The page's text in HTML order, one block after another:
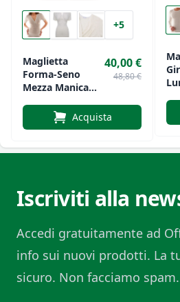
più freddi senza rinunciare
intramontabile che fa parte
sinonimo di qualità e
occasione, è un must-have
donna attenta alla cura dei
+5
Maglietta
Forma-Seno
Mezza Manica
40,00 €
48,80 €
Acquista
Iscriviti alla
Accedi gratuitamente ad
info sui nuovi prodotti. La
sicuro. Non facciamo spam.